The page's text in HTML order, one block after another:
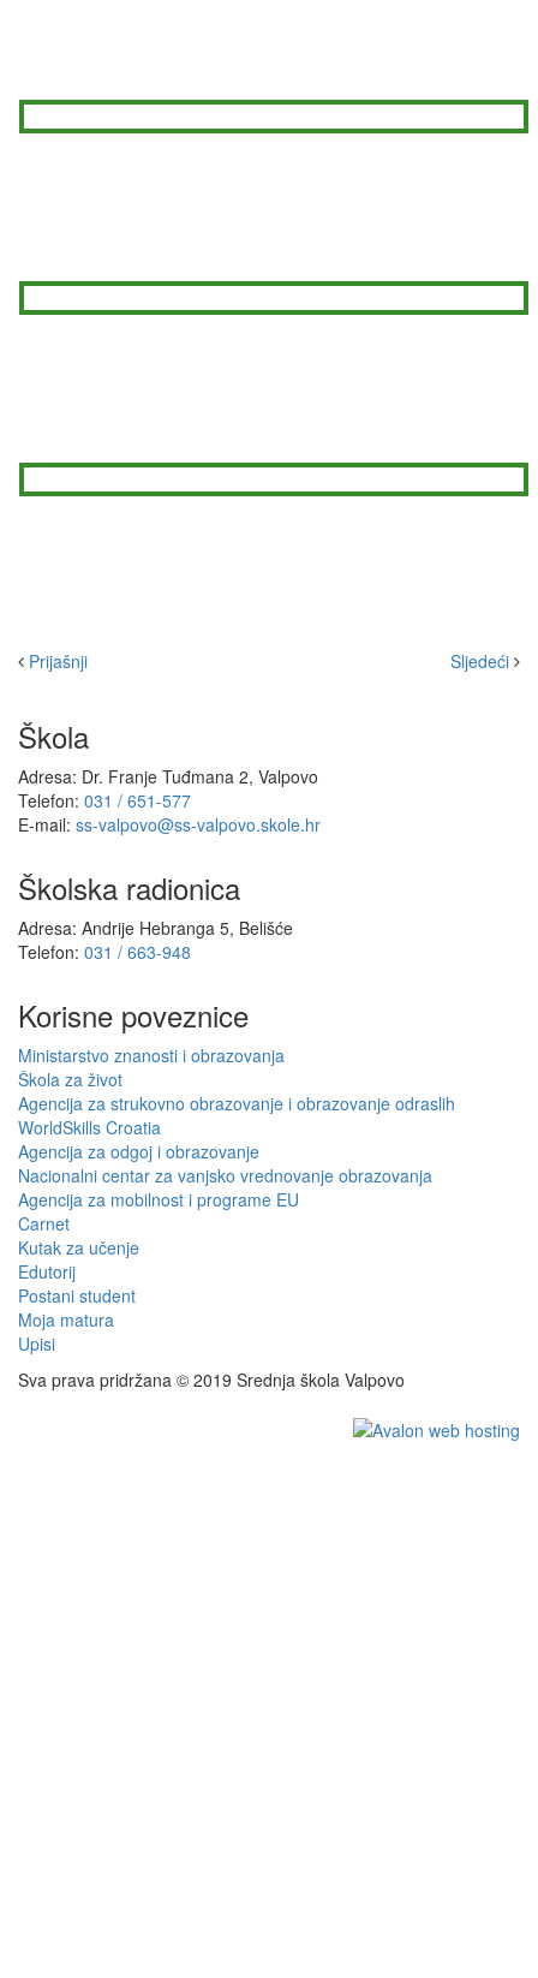
Prijašnji Sljedeći
Škola
Adresa: Dr. Franje Tuđmana 2, Valpovo
Telefon: 031 / 651-577
E-mail: ss-valpovo@ss-valpovo.skole.hr
Školska radionica
Adresa: Andrije Hebranga 5, Belišće
Telefon: 031 / 663-948
Korisne poveznice
Ministarstvo znanosti i obrazovanja
Škola za život
Agencija za strukovno obrazovanje i obrazovanje odraslih
WorldSkills Croatia
Agencija za odgoj i obrazovanje
Nacionalni centar za vanjsko vrednovanje obrazovanja
Agencija za mobilnost i programe EU
Carnet
Kutak za učenje
Edutorij
Postani student
Moja matura
Upisi
Sva prava pridržana © 2019 Srednja škola Valpovo